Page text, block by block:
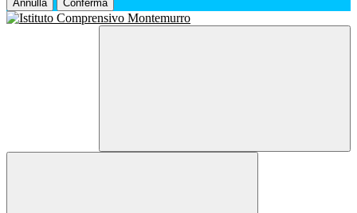
Annulla Conferma